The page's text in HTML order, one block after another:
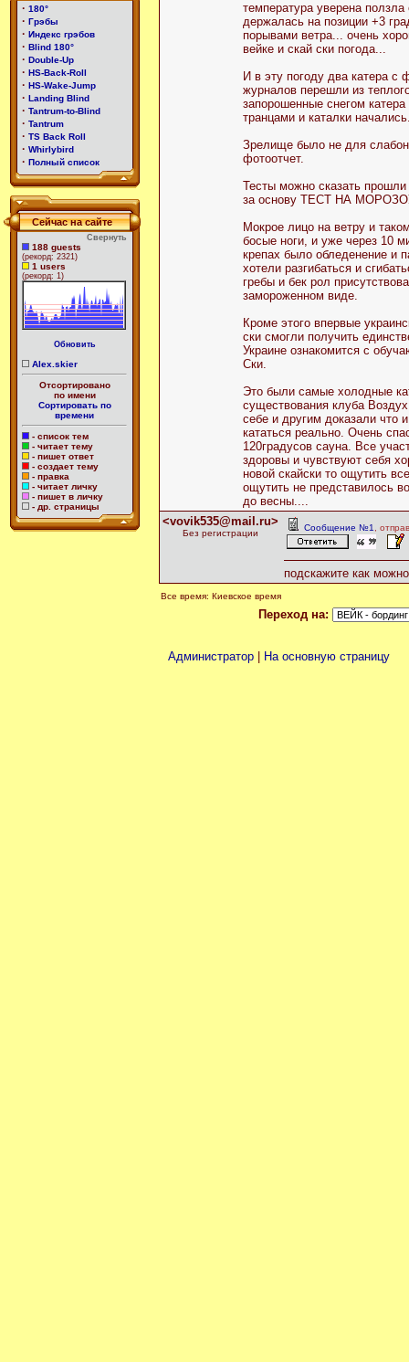
· 180°
· Грэбы
· Индекс грэбов
· Blind 180°
· Double-Up
· HS-Back-Roll
· HS-Wake-Jump
· Landing Blind
· Tantrum-to-Blind
· Tantrum
· TS Back Roll
· Whirlybird
· Полный список
Сейчас на сайте
Свернуть
188 guests
(рекорд: 2321)
1 users
(рекорд: 1)
Обновить
Alex.skier
Отсортировано
по имени
Сортировать по
времени
- список тем
- читает тему
- пишет ответ
- создает тему
- правка
- читает личку
- пишет в личку
- др. страницы
температура уверена ползла
держалась на позиции +3
порывами ветра... очень
вейке и скай ски погода...
И в эту погоду два катера с
журналов перешли из
запорошенные снегом
транцами и каталки
Зрелище было не для
фотоотчет.
Тесты можно сказать
за основу ТЕСТ НА
Мокрое лицо на ветру и
босые ноги, и уже через 10
крепах было обледенение и
хотели разгибаться и
гребы и бек рол
замороженном виде.
Кроме этого впервые
ски смогли получить
Украине ознакомится с
Ски.
Это были самые холодные
существования клуба
себе и другим доказали что
кататься реально. Очень
120градусов сауна. Все
здоровы и чувствуют себя
новой скайски то ощутить
ощутить не представилось
до весны....
<vovik535@mail.ru>
Без регистрации
Сообщение №1 ,
подскажите как
Все время: Киевское время
Переход на:
Администратор На основную страницу